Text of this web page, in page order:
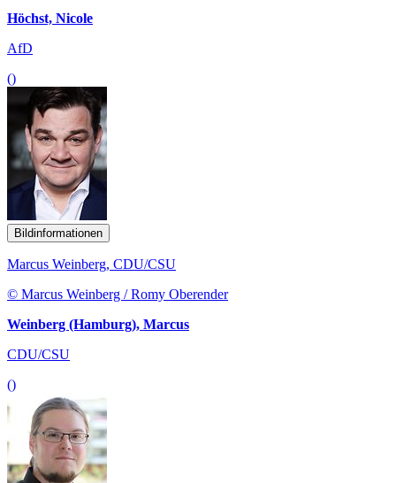
Höchst, Nicole
AfD
()
Bildinformationen
Marcus Weinberg, CDU/CSU
© Marcus Weinberg / Romy Oberender
Weinberg (Hamburg), Marcus
CDU/CSU
()